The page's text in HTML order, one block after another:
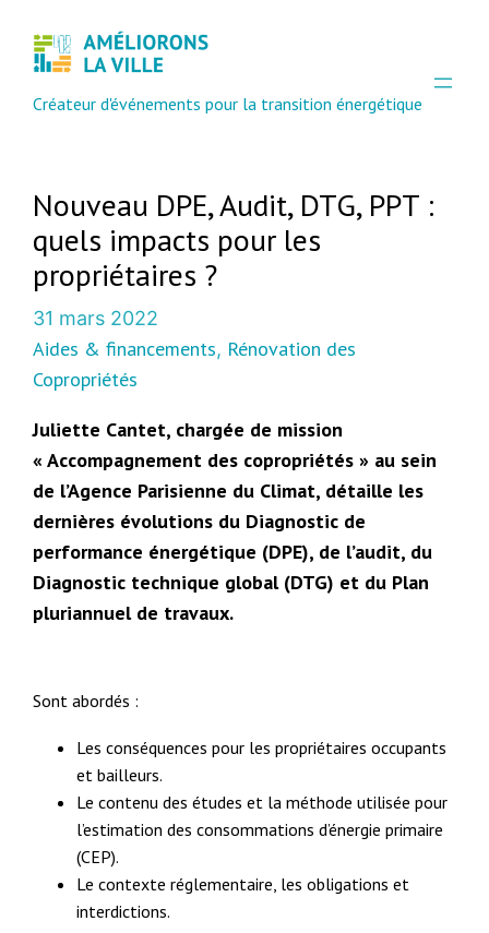
Créateur d'événements pour la transition énergétique
Nouveau DPE, Audit, DTG, PPT :
quels impacts pour les
propriétaires ?
31 mars 2022
Aides & financements, Rénovation des
Copropriétés
Juliette Cantet, chargée de mission
« Accompagnement des copropriétés » au sein
de l’Agence Parisienne du Climat, détaille les
dernières évolutions du Diagnostic de
performance énergétique (DPE), de l’audit, du
Diagnostic technique global (DTG) et du Plan
pluriannuel de travaux.
Sont abordés :
Les conséquences pour les propriétaires occupants
et bailleurs.
Le contenu des études et la méthode utilisée pour
l’estimation des consommations d’énergie primaire
(CEP).
Le contexte réglementaire, les obligations et
interdictions.